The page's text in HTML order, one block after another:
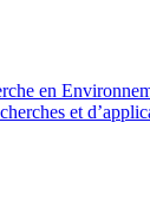
en
et